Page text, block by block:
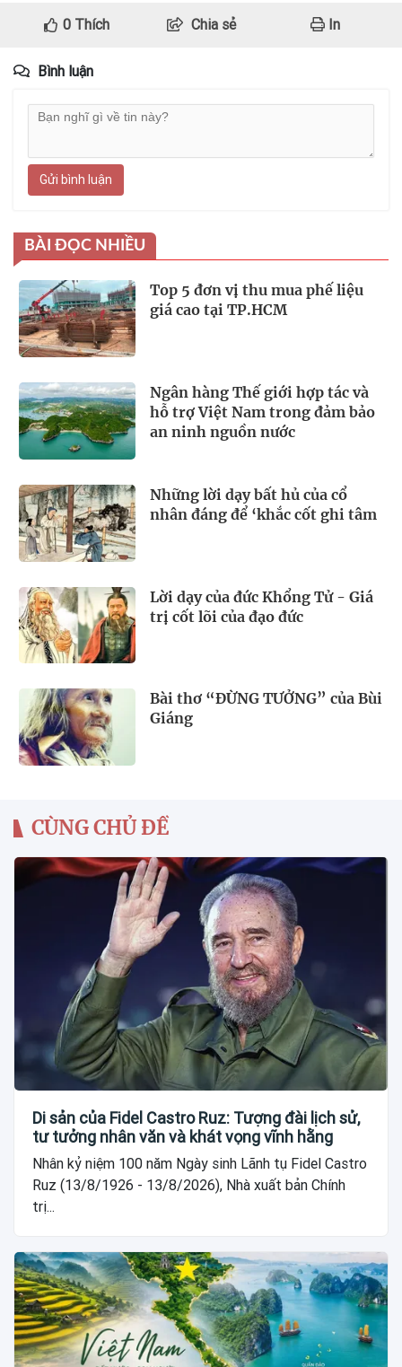
0Thích Chia sẻ In
Bình luận
Gửi bình luận
BÀI ĐỌC NHIỀU
Top 5 đơn vị thu mua phế liệu
giá cao tại TP.HCM
Ngân hàng Thế giới hợp tác và
hỗ trợ Việt Nam trong đảm bảo
an ninh nguồn nước
Những lời dạy bất hủ của cổ
nhân đáng để ‘khắc cốt ghi tâm
Lời dạy của đức Khổng Tử - Giá
trị cốt lõi của đạo đức
Bài thơ “ĐỪNG TƯỞNG” của Bùi
Giáng
CÙNG CHỦ ĐỀ
Di sản của Fidel Castro Ruz: Tượng đài lịch sử,
tư tưởng nhân văn và khát vọng vĩnh hằng
Nhân kỷ niệm 100 năm Ngày sinh Lãnh tụ Fidel Castro
Ruz (13/8/1926 - 13/8/2026), Nhà xuất bản Chính
trị...